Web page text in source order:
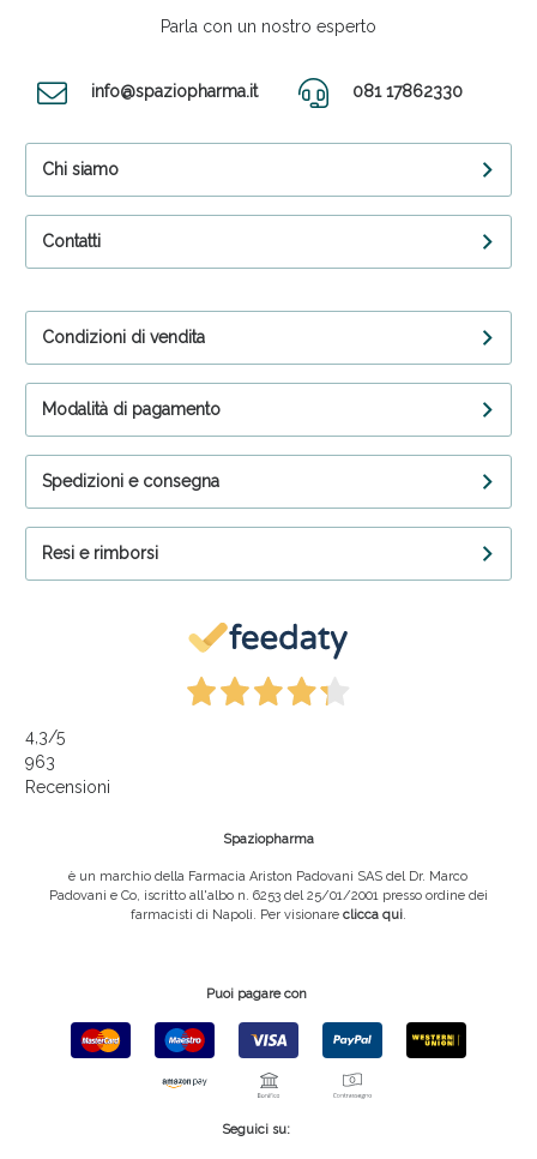
Parla con un nostro esperto
info@spaziopharma.it 081 17862330
Chi siamo
Contatti
Condizioni di vendita
Modalità di pagamento
Spedizioni e consegna
Resi e rimborsi
4,3/5
963
Recensioni
Spaziopharma
è un marchio della Farmacia Ariston Padovani SAS del Dr. Marco
Padovani e Co, iscritto all'albo n. 6253 del 25/01/2001 presso ordine dei
farmacisti di Napoli. Per visionare clicca qui.
Puoi pagare con
Seguici su: